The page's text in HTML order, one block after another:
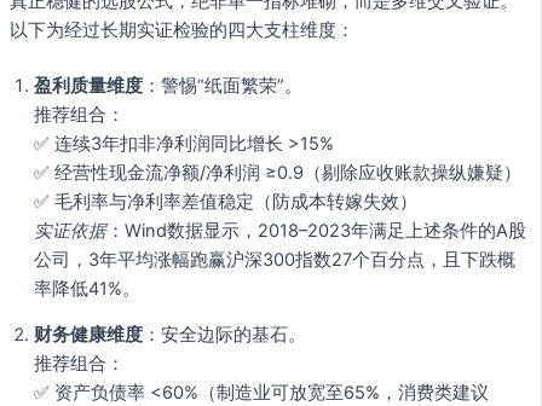
以下为经过长期实证检验的四大支柱维度：
盈利质量维度 ：警惕“纸面繁荣”。
推荐组合：
✅ 连续3年扣非净利润同比增长 >15%
✅ 经营性现金流净额/净利润 ≥0.9（剔除应收账款操纵嫌疑）
✅ 毛利率与净利率差值稳定（防成本转嫁失效）
实证依据：Wind数据显示，2018–2023年满足上述条件的A股
公司，3年平均涨幅跑赢沪深300指数27个百分点，且下跌概
率降低41%。
财务健康维度 ：安全边际的基石。
推荐组合：
✅ 资产负债率 <60%（制造业可放宽至65%，消费类建议